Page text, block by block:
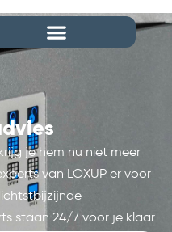
je hem nu niet meer
van LOXUP er voor
staan 24/7 voor je klaar.